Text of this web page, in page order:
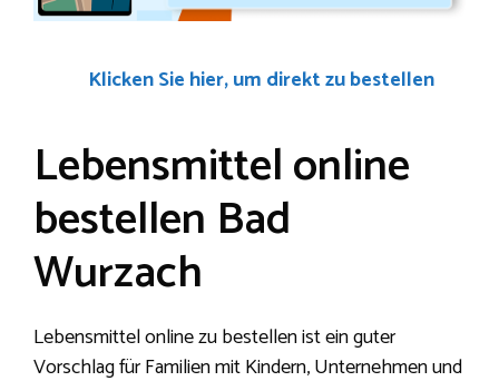
Klicken Sie hier, um direkt zu bestellen
Lebensmittel online
bestellen Bad
Wurzach
Lebensmittel online zu bestellen ist ein guter
Vorschlag für Familien mit Kindern, Unternehmen und